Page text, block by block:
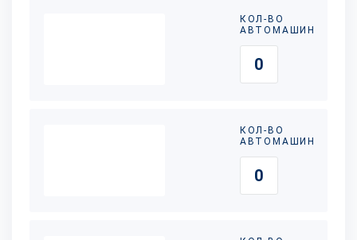
КОЛ-ВО
АВТОМАШИН
КОЛ-ВО
АВТОМАШИН